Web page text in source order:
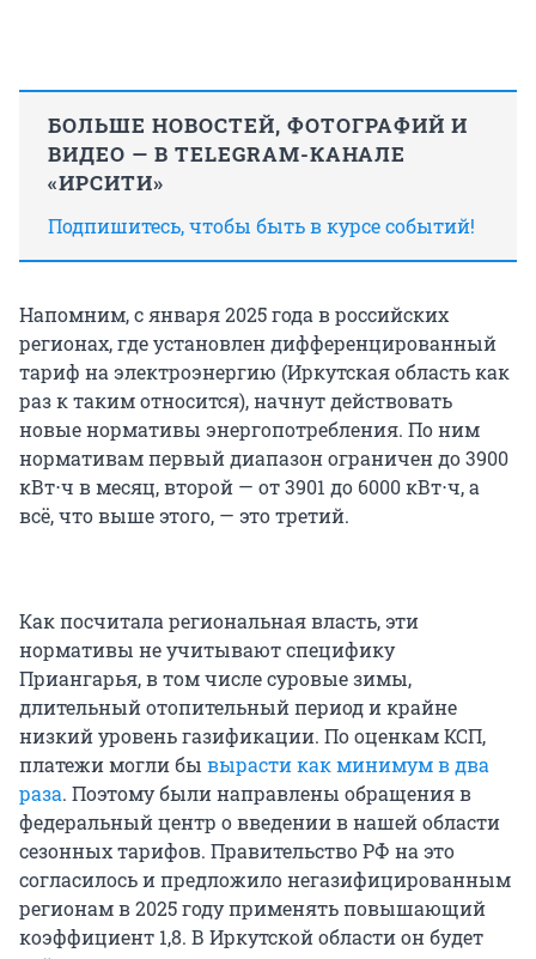
БОЛЬШЕ НОВОСТЕЙ, ФОТОГРАФИЙ И
ВИДЕО — В TELEGRAM-КАНАЛЕ
«ИРСИТИ»
Подпишитесь, чтобы быть в курсе событий!
Напомним, с января 2025 года в российских
регионах, где установлен дифференцированный
тариф на электроэнергию (Иркутская область как
раз к таким относится), начнут действовать
новые нормативы энергопотребления. По ним
нормативам первый диапазон ограничен до 3900
кВт⋅ч в месяц, второй — от 3901 до 6000 кВт⋅ч, а
всё, что выше этого, — это третий.
Как посчитала региональная власть, эти
нормативы не учитывают специфику
Приангарья, в том числе суровые зимы,
длительный отопительный период и крайне
низкий уровень газификации. По оценкам КСП,
платежи могли бы вырасти как минимум в два
раза. Поэтому были направлены обращения в
федеральный центр о введении в нашей области
сезонных тарифов. Правительство РФ на это
согласилось и предложило негазифицированным
регионам в 2025 году применять повышающий
коэффициент 1,8. В Иркутской области он будет